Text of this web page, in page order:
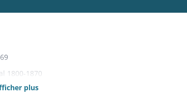
1800-1870
à l'an 12 1817
plus